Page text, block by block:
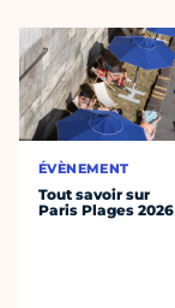
ÉVÈNEMENT
Tout savoir sur
Paris Plages 2026